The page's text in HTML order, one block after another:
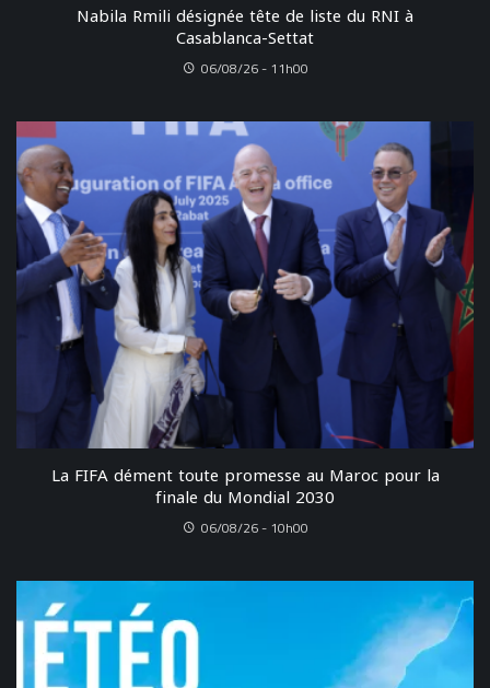
Nabila Rmili désignée tête de liste du RNI à
Casablanca-Settat
06/08/26 - 11h00
La FIFA dément toute promesse au Maroc pour la
finale du Mondial 2030
06/08/26 - 10h00